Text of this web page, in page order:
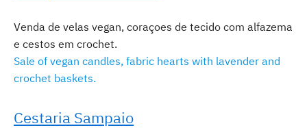
Venda de velas vegan, coraçoes de tecido com alfazema
e cestos em crochet.
Sale of vegan candles, fabric hearts with lavender and
crochet baskets.
Cestaria Sampaio